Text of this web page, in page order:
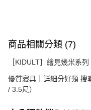
商品相關分類 (7)
［KIDULT］繪見幾米系列
優質寢具｜詳細分好類 搜
/ 3.5尺）